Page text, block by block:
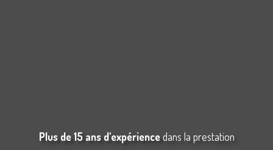
Plus de 15 ans d'expériencedans la prestation